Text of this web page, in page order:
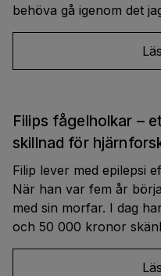
behöva gå igenom det
Filips fågelholkar –
skillnad för
Filip lever med epilepsi
När han var fem år
med sin morfar. I dag
och 50 000 kronor